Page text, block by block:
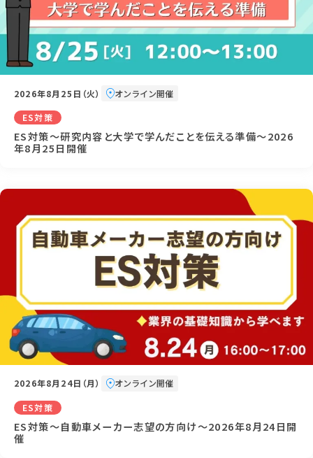
2026年8月25日（火） オンライン開催
ES対策
ES対策～研究内容と大学で学んだことを伝える準備～2026
年8月25日開催
2026年8月24日（月） オンライン開催
ES対策
ES対策～自動車メーカー志望の方向け～2026年8月24日開
催